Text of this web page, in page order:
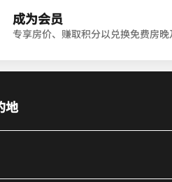
成为会员
专享房价、赚取积分以兑换免费房
地